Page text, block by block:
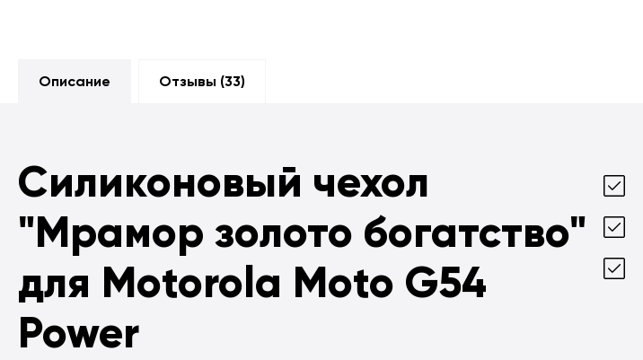
Описание Отзывы (33)
Силиконовый чехол
"Мрамор золото богатство"
для Motorola Moto G54
Power